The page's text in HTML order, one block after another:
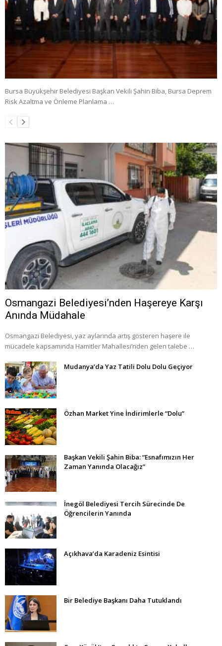
Bursa Büyükşehir Belediyesi Başkan Vekili Şahin Biba, Bursa Deprem
Risk Azaltma ve Önleme Planlama …
Osmangazi Belediyesi’nden Haşereye Karşı
Anında Müdahale
Osmangazi Belediyesi, yaz aylarında artış gösteren haşere ile
mücadele kapsamında Hamitler Mahallesi’nden gelen talebe …
Mudanya’da Yaz Tatili Dolu Dolu Geçiyor
Özhan Market Yine İndirimlerle “Dolu”
Başkan Vekili Şahin Biba: “Esnafımızın Her
Zaman Yanında Olacağız”
İnegöl Belediyesi Tercih Sürecinde De
Öğrencilerin Yanında
Açıkhava’da Karadeniz Esintisi
Bir Belediye Başkanı Daha Tutuklandı